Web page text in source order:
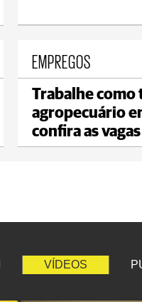
Carambeí
max 21°C min
EMPREGOS
Trabalhe como
agropecuário
confira as
VÍDEOS